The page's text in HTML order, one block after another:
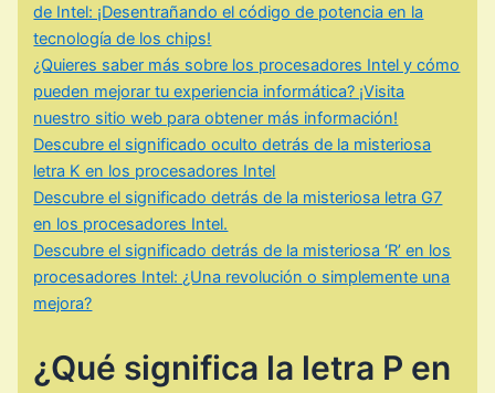
de Intel: ¡Desentrañando el código de potencia en la
tecnología de los chips!
¿Quieres saber más sobre los procesadores Intel y cómo
pueden mejorar tu experiencia informática? ¡Visita
nuestro sitio web para obtener más información!
Descubre el significado oculto detrás de la misteriosa
letra K en los procesadores Intel
Descubre el significado detrás de la misteriosa letra G7
en los procesadores Intel.
Descubre el significado detrás de la misteriosa ‘R’ en los
procesadores Intel: ¿Una revolución o simplemente una
mejora?
¿Qué significa la letra P en